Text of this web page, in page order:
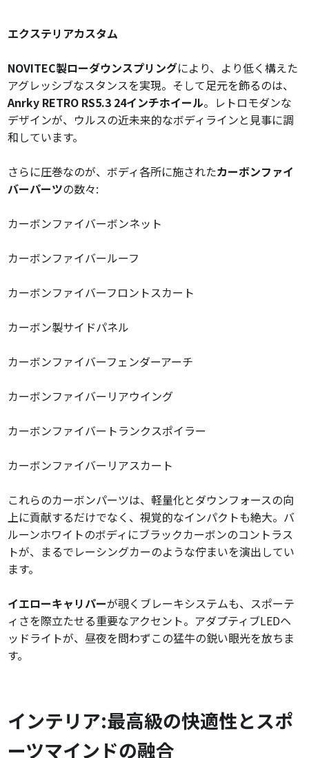
エクステリアカスタム
NOVITEC製ローダウンスプリングにより、より低く構えた
アグレッシブなスタンスを実現。そして足元を飾るのは、
Anrky RETRO RS5.3 24インチホイール。レトロモダンな
デザインが、ウルスの近未来的なボディラインと見事に調
和しています。
さらに圧巻なのが、ボディ各所に施されたカーボンファイ
バーパーツの数々:
カーボンファイバーボンネット
カーボンファイバールーフ
カーボンファイバーフロントスカート
カーボン製サイドパネル
カーボンファイバーフェンダーアーチ
カーボンファイバーリアウイング
カーボンファイバートランクスポイラー
カーボンファイバーリアスカート
これらのカーボンパーツは、軽量化とダウンフォースの向
上に貢献するだけでなく、視覚的なインパクトも絶大。バ
ルーンホワイトのボディにブラックカーボンのコントラス
トが、まるでレーシングカーのような佇まいを演出してい
ます。
イエローキャリパーが覗くブレーキシステムも、スポーテ
ィさを際立たせる重要なアクセント。アダプティブLEDヘ
ッドライトが、昼夜を問わずこの猛牛の鋭い眼光を放ちま
す。
インテリア:最高級の快適性とスポ
ーツマインドの融合